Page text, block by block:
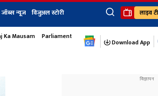
जॉब्स न्यूज विजुअल स्टोरी
जॉब्स न्यूज
Ibc24
लाइव
Ka Mausam Parliament Monsoon Session
Download App